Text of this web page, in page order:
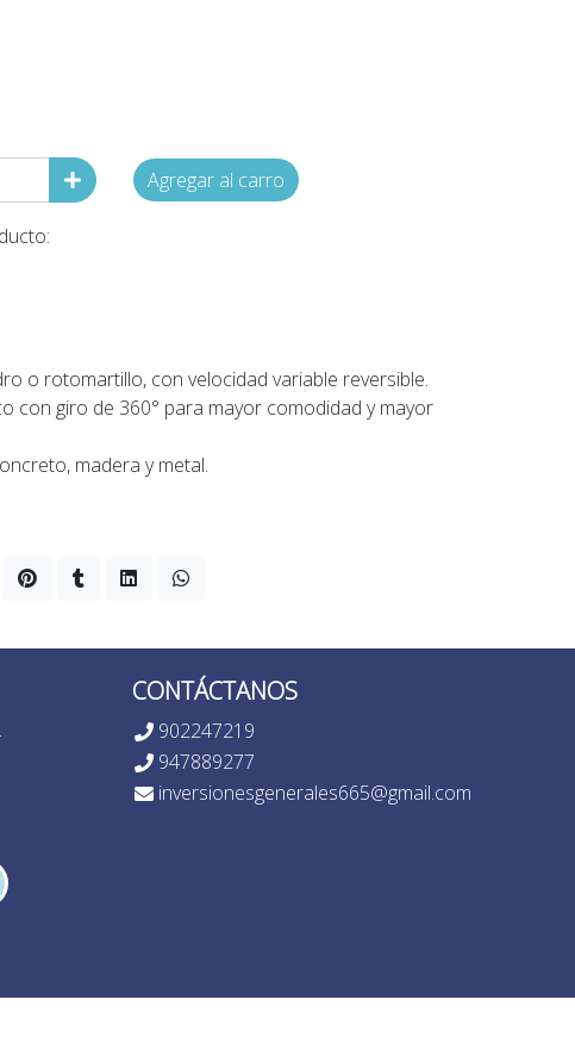
Agregar al carro
o rotomartillo, con velocidad variable reversible.
con giro de 360° para mayor comodidad y mayor
madera y metal.
CONTÁCTANOS
902247219
947889277
inversionesgenerales665@gmail.com